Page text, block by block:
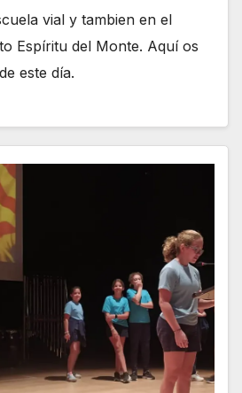
vial y tambien en el
Espíritu del Monte. Aquí os
este día.